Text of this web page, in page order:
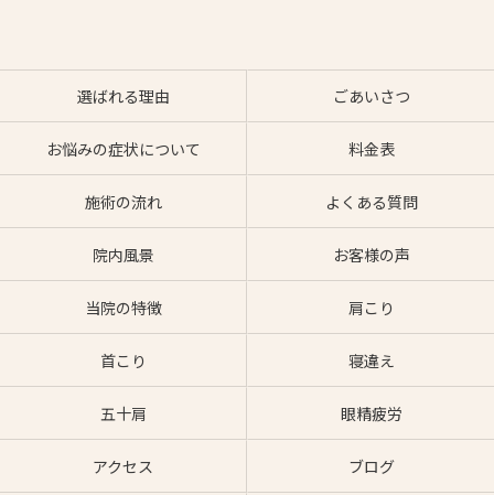
選ばれる理由 ごあいさつ
お悩みの症状について 料金表
施術の流れ よくある質問
院内風景 お客様の声
当院の特徴 肩こり
首こり 寝違え
五十肩 眼精疲労
アクセス ブログ